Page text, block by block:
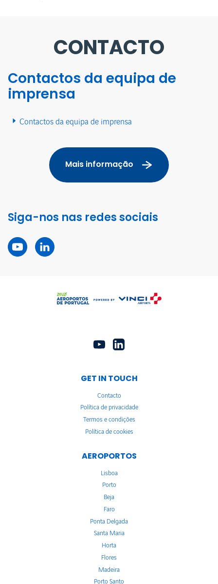
CONTACTO
Contactos da equipa de
imprensa
Contactos da equipa de imprensa
Mais informação
Siga-nos nas redes sociais
GET IN TOUCH
Contacto
Política de privacidade
Termos e condições
Política de cookies
AEROPORTOS
Lisboa
Porto
Beja
Faro
Ponta Delgada
Santa Maria
Horta
Flores
Madeira
Porto Santo